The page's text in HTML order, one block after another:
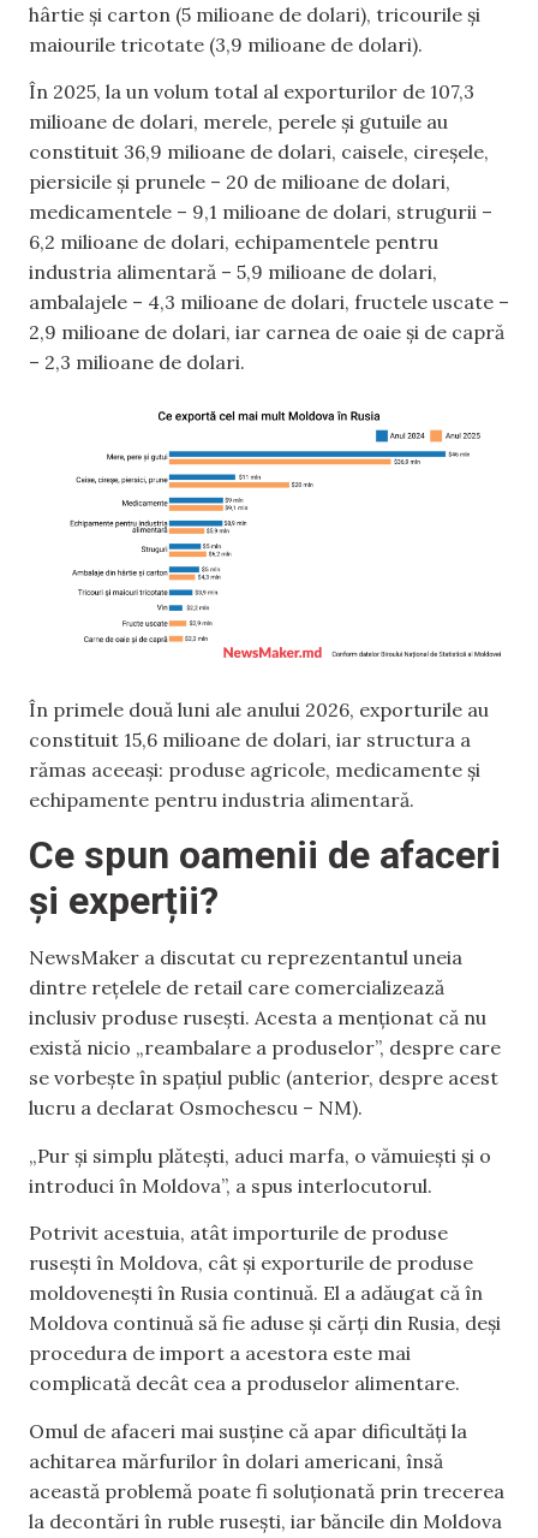
hârtie și carton (5 milioane de dolari), tricourile și
maiourile tricotate (3,9 milioane de dolari).
În 2025, la un volum total al exporturilor de 107,3
milioane de dolari, merele, perele și gutuile au
constituit 36,9 milioane de dolari, caisele, cireșele,
piersicile și prunele – 20 de milioane de dolari,
medicamentele – 9,1 milioane de dolari, strugurii –
6,2 milioane de dolari, echipamentele pentru
industria alimentară – 5,9 milioane de dolari,
ambalajele – 4,3 milioane de dolari, fructele uscate –
2,9 milioane de dolari, iar carnea de oaie și de capră
– 2,3 milioane de dolari.
În primele două luni ale anului 2026, exporturile au
constituit 15,6 milioane de dolari, iar structura a
rămas aceeași: produse agricole, medicamente și
echipamente pentru industria alimentară.
Ce spun oamenii de afaceri
și experții?
NewsMaker a discutat cu reprezentantul uneia
dintre rețelele de retail care comercializează
inclusiv produse rusești. Acesta a menționat că nu
există nicio „reambalare a produselor”, despre care
se vorbește în spațiul public (anterior, despre acest
lucru a declarat Osmochescu – NM).
„Pur și simplu plătești, aduci marfa, o vămuiești și o
introduci în Moldova”, a spus interlocutorul.
Potrivit acestuia, atât importurile de produse
rusești în Moldova, cât și exporturile de produse
moldovenești în Rusia continuă. El a adăugat că în
Moldova continuă să fie aduse și cărți din Rusia, deși
procedura de import a acestora este mai
complicată decât cea a produselor alimentare.
Omul de afaceri mai susține că apar dificultăți la
achitarea mărfurilor în dolari americani, însă
această problemă poate fi soluționată prin trecerea
la decontări în ruble rusești, iar băncile din Moldova